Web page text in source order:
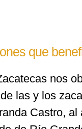
que
nos
las y los
Castro,